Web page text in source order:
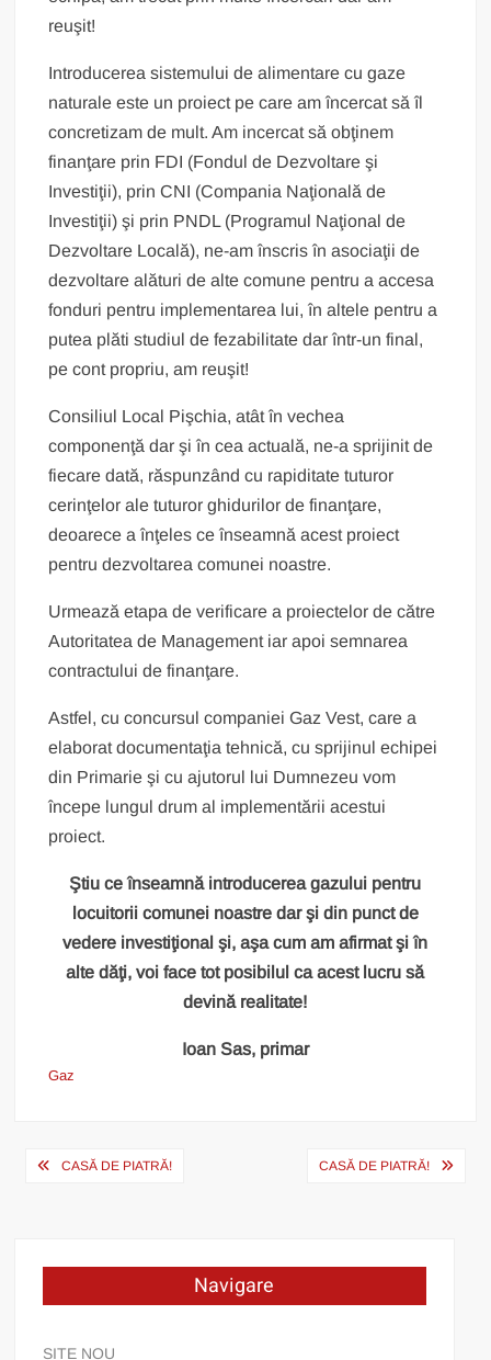
reuşit!
Introducerea sistemului de alimentare cu gaze
naturale este un proiect pe care am încercat să îl
concretizam de mult. Am incercat să obţinem
finanţare prin FDI (Fondul de Dezvoltare şi
Investiţii), prin CNI (Compania Naţională de
Investiţii) şi prin PNDL (Programul Naţional de
Dezvoltare Locală), ne-am înscris în asociaţii de
dezvoltare alături de alte comune pentru a accesa
fonduri pentru implementarea lui, în altele pentru a
putea plăti studiul de fezabilitate dar într-un final,
pe cont propriu, am reuşit!
Consiliul Local Pişchia, atât în vechea
componenţă dar şi în cea actuală, ne-a sprijinit de
fiecare dată, răspunzând cu rapiditate tuturor
cerinţelor ale tuturor ghidurilor de finanţare,
deoarece a înţeles ce înseamnă acest proiect
pentru dezvoltarea comunei noastre.
Urmează etapa de verificare a proiectelor de către
Autoritatea de Management iar apoi semnarea
contractului de finanţare.
Astfel, cu concursul companiei Gaz Vest, care a
elaborat documentaţia tehnică, cu sprijinul echipei
din Primarie şi cu ajutorul lui Dumnezeu vom
începe lungul drum al implementării acestui
proiect.
Ştiu ce înseamnă introducerea gazului pentru
locuitorii comunei noastre dar şi din punct de
vedere investiţional şi, aşa cum am afirmat şi în
alte dăţi, voi face tot posibilul ca acest lucru să
devină realitate!
Ioan Sas, primar
Gaz
PostCASĂ DE PIATRĂ! CASĂ DE PIATRĂ!
Navigare
SITE NOU